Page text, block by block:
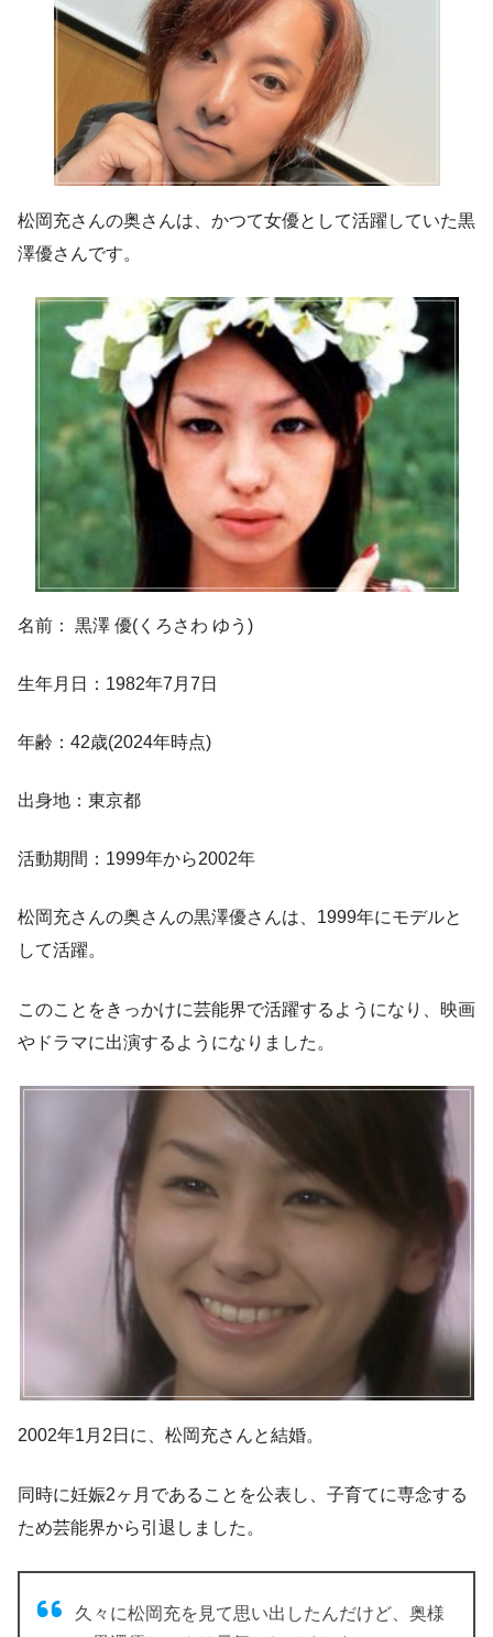
松岡充さんの奥さんは、かつて女優として活躍していた黒
澤優さんです。
名前： 黒澤 優(くろさわ ゆう)
生年月日：1982年7月7日
年齢：42歳(2024年時点)
出身地：東京都
活動期間：1999年から2002年
松岡充さんの奥さんの黒澤優さんは、1999年にモデルと
して活躍。
このことをきっかけに芸能界で活躍するようになり、映画
やドラマに出演するようになりました。
2002年1月2日に、松岡充さんと結婚。
同時に妊娠2ヶ月であることを公表し、 子育てに専念する
ため芸能界から引退 しました。
久々に松岡充を見て思い出したんだけど、奥様